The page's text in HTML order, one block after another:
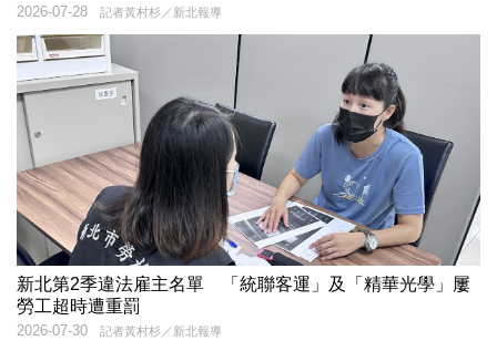
記者黃村杉／新北報導
2026-07-28
新北第2季違法雇主名單 「統聯客運」及「精華光學」屢
勞工超時遭重罰
記者黃村杉／新北報導
2026-07-30